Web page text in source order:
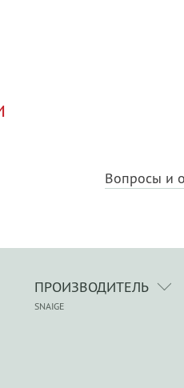
Вопросы и
ПРОИЗВОДИТЕЛЬ
SNAIGE